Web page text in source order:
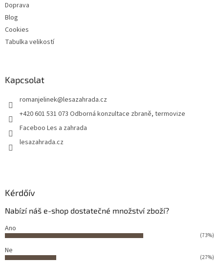
Doprava
Blog
Cookies
Tabulka velikostí
Kapcsolat
romanjelinek@lesazahrada.cz
+420 601 531 073 Odborná konzultace zbraně, termovize
Faceboo Les a zahrada
lesazahrada.cz
Kérdőív
Nabízí náš e-shop dostatečné množství zboží?
Ano
(73%)
Ne
(27%)